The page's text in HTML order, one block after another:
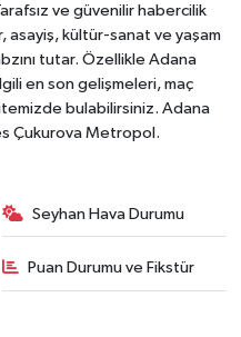
ve güvenilir habercilik
asayiş, kültür-sanat ve yaşam
tutar. Özellikle Adana
en son gelişmeleri, maç
bulabilirsiniz. Adana
Çukurova Metropol.
Seyhan Hava Durumu
Puan Durumu ve Fikstür